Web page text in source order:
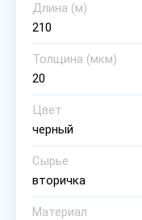
Длина (м)
210
Толщина (мкм)
20
Цвет
черный
Сырье
вторичка
Материал